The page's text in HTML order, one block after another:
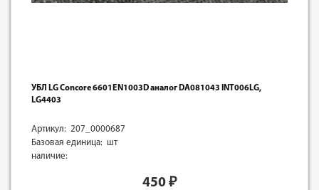
УБЛ LG Concore 6601EN1003D аналог DA081043 INT006LG,
LG4403
Артикул: 207_0000687
Базовая единица: шт
наличие:
450 ₽